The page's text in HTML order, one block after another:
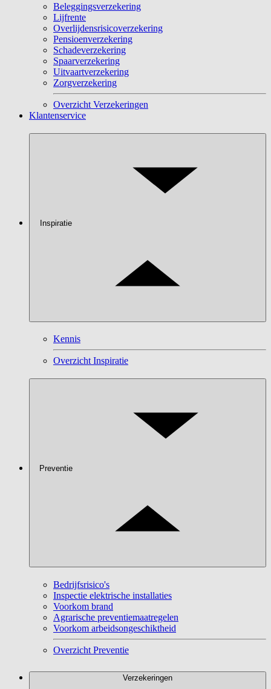
Beleggingsverzekering
Lijfrente
Overlijdensrisicoverzekering
Pensioenverzekering
Schadeverzekering
Spaarverzekering
Uitvaartverzekering
Zorgverzekering
Overzicht Verzekeringen
Klantenservice
Inspiratie
Kennis
Overzicht Inspiratie
Preventie
Bedrijfsrisico's
Inspectie elektrische installaties
Voorkom brand
Agrarische preventiemaatregelen
Voorkom arbeidsongeschiktheid
Overzicht Preventie
Verzekeringen